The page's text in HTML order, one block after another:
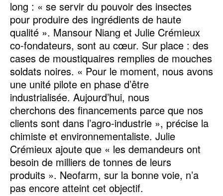
long : « se servir du pouvoir des insectes
pour produire des ingrédients de haute
qualité ». Mansour Niang et Julie Crémieux
co-fondateurs, sont au cœur. Sur place : des
cases de moustiquaires remplies de mouches
soldats noires. « Pour le moment, nous avons
une unité pilote en phase d’être
industrialisée. Aujourd’hui, nous
cherchons des financements parce que nos
clients sont dans l’agro-industrie », précise la
chimiste et environnementaliste. Julie
Crémieux ajoute que « les demandeurs ont
besoin de milliers de tonnes de leurs
produits ». Neofarm, sur la bonne voie, n’a
pas encore atteint cet objectif.